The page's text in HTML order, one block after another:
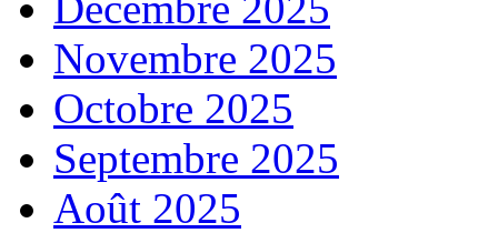
Novembre 2025
Octobre 2025
Septembre 2025
Août 2025